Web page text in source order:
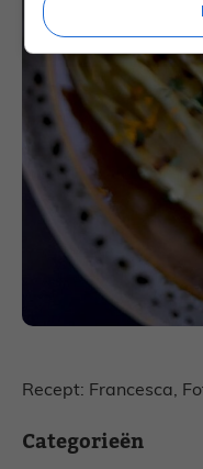
Recept: Francesca,
Categorieën